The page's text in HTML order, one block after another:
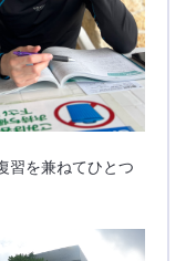
習を兼ねてひとつ